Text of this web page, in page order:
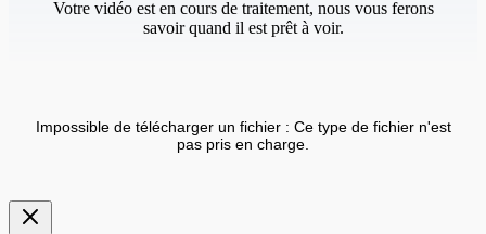
Votre vidéo est en cours de traitement, nous vous ferons
savoir quand il est prêt à voir.
Impossible de télécharger un fichier : Ce type de fichier n'est
pas pris en charge.